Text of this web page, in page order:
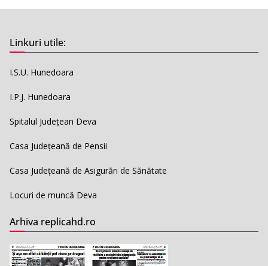
Linkuri utile:
I.S.U. Hunedoara
I.P.J. Hunedoara
Spitalul Județean Deva
Casa Județeană de Pensii
Casa Județeană de Asigurări de Sănătate
Locuri de muncă Deva
Arhiva replicahd.ro